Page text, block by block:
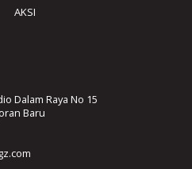
AKSI
Dalam Raya No 15
Baru